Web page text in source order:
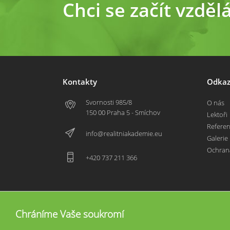
Chci se začít
Kontakty
Svornosti 985/8
150 00 Praha 5 - Smíchov
info@realitniakademie.eu
+420 737 211 366
O nás
Lektoři
Galerie
Chráníme Vaše soukromí